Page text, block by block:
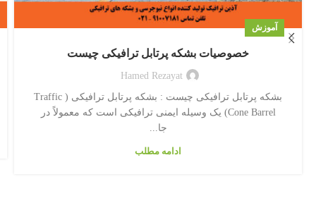
آموزش
خصوصیات بشکه پرتابل ترافیکی چیست
Hamed Rezayat
بشکه پرتابل ترافیکی چیست : بشکه پرتابل ترافیکی ( Traffic
Cone Barrel) یک وسیله ایمنی ترافیکی است که معمولاً در
جا...
ادامه مطلب